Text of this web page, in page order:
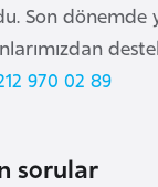
Son
970 02 89
sorular